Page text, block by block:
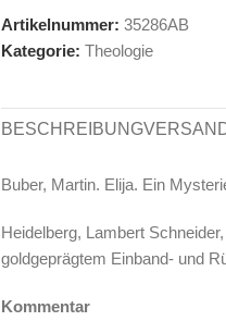
Artikelnummer: 35286AB
Kategorie: Theologie
BESCHREIBUNG
Buber, Martin. Elija. Ein
Heidelberg, Lambert
goldgeprägtem Einband- und
Kommentar